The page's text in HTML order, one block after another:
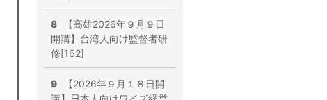
8
【高雄2026年９月９日
開講】台湾人向け監督者研
修[162]
9
【2026年９月１８日開